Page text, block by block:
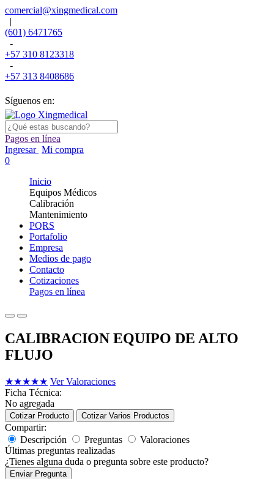
comercial@xingmedical.com
|
(601) 6471765
-
+57 310 8123318
-
+57 313 8408686
Síguenos en:
Pagos en línea
Ingresar Mi compra
0
Inicio
Equipos Médicos
Calibración
Mantenimiento
PQRS
Portafolio
Empresa
Medios de pago
Contacto
Cotizaciones
Pagos en línea
CALIBRACION EQUIPO DE ALTO
FLUJO
★★★★★ Ver Valoraciones
Ficha Técnica:
No agregada
Cotizar Producto Cotizar Varios Productos
Compartir:
Descripción
Preguntas
Valoraciones
Últimas preguntas realizadas
¿Tienes alguna duda o pregunta sobre este producto?
Enviar Pregunta